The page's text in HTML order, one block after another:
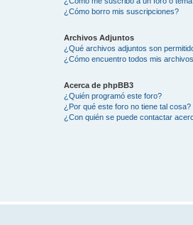
¿Cómo borro mis suscripciones?
Archivos Adjuntos
¿Qué archivos adjuntos son
¿Cómo encuentro todos mis
Acerca de phpBB3
¿Quién programó este foro?
¿Por qué este foro no tiene tal cosa?
¿Con quién se puede contactar